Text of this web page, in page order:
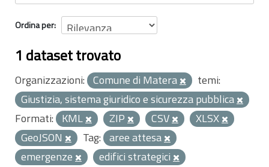
Ordina per
1 dataset trovato
Organizzazioni: Comune di Matera
temi:
Giustizia, sistema giuridico e sicurezza pubblica
Formati: KML ZIP CSV
XLSX
GeoJSON
Tag: aree attesa
emergenze
edifici strategici